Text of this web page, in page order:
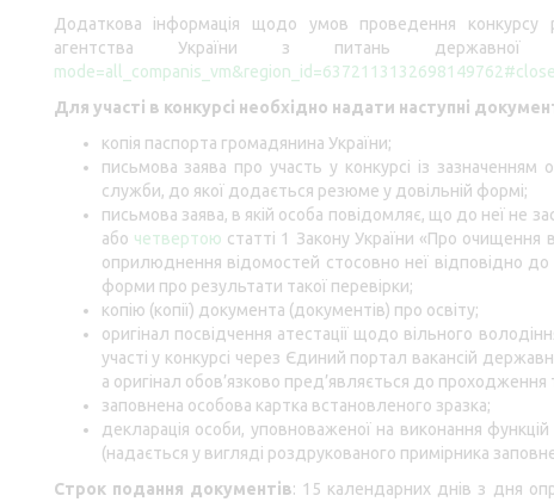
Додаткова інформація щодо умов проведення конкурсу
агентства України з питань
mode=all_companis_vm&region_id=6372113132698149762#close
Для участі в конкурсі необхідно надати наступні
копія паспорта громадянина України;
письмова заява про участь у конкурсі із
служби, до якої додається резюме у довільній формі;
письмова заява, в якій особа повідомляє, що до неї не
або четвертою статті 1 Закону України «Про
оприлюднення відомостей стосовно неї відповідно
форми про результати такої перевірки;
копію (копії) документа (документів) про освіту;
оригінал посвідчення атестації щодо вільного
участі у конкурсі через Єдиний портал вакансій
а оригінал обов’язково пред’являється до проходження
заповнена особова картка встановленого зразка;
декларація особи, уповноваженої на виконання
(надається у вигляді роздрукованого примірника
Строк подання документів: 15 календарних днів з дня